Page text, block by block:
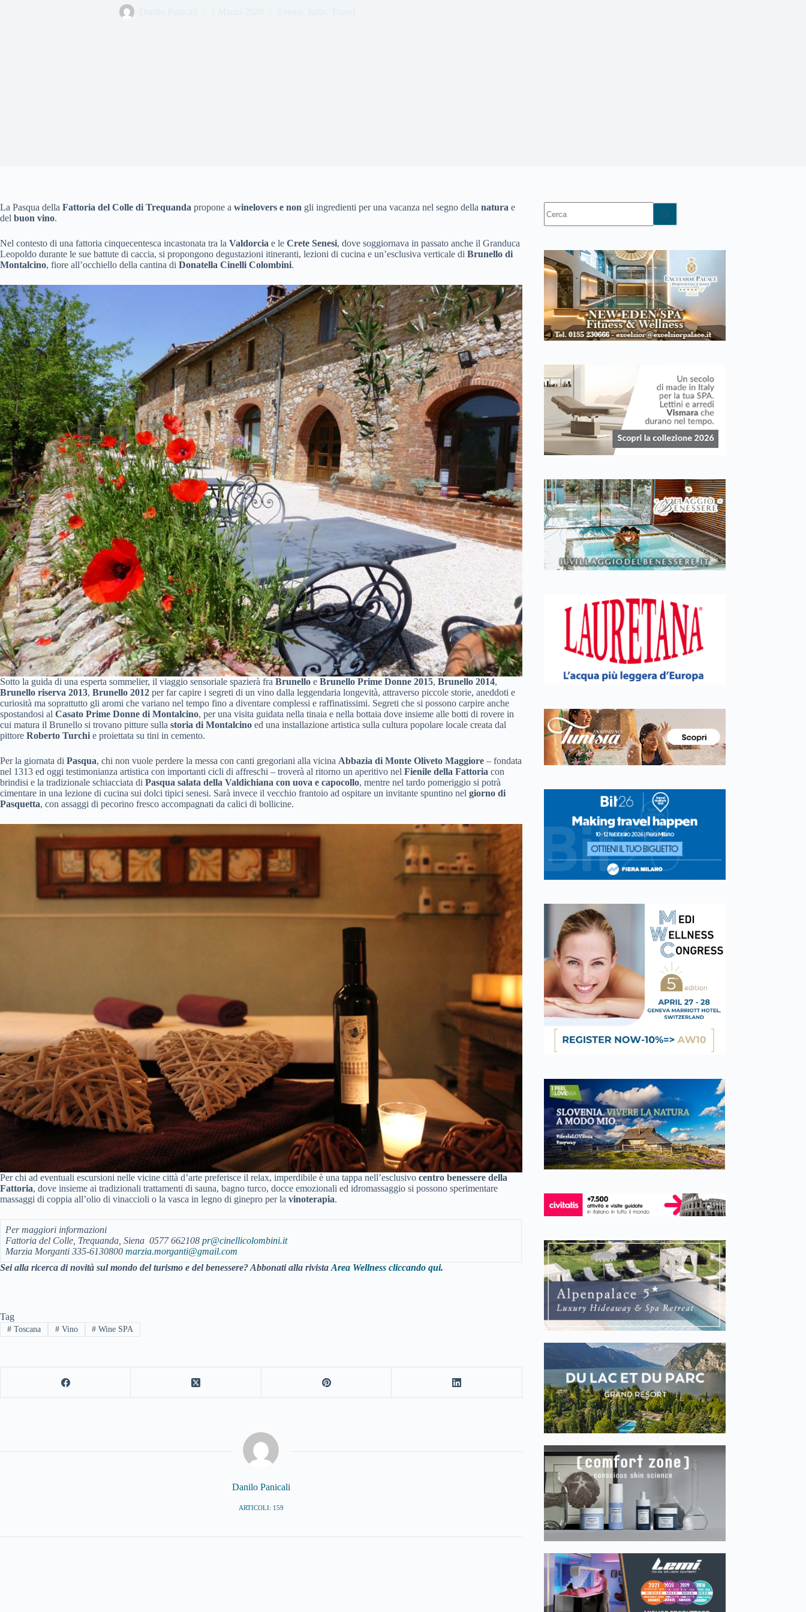
La Pasqua della Fattoria del Colle di Trequanda propone a winelovers e non gli ingredienti per una vacanza nel segno della natura e
del buon vino.
Nel contesto di una fattoria cinquecentesca incastonata tra la Valdorcia e le Crete Senesi, dove soggiornava in passato anche il Granduca
Leopoldo durante le sue battute di caccia, si propongono degustazioni itineranti, lezioni di cucina e un’esclusiva verticale di Brunello di
Montalcino, fiore all’occhiello della cantina di Donatella Cinelli Colombini.
Sotto la guida di una esperta sommelier, il viaggio sensoriale spazierà fra Brunello e Brunello Prime Donne 2015, Brunello 2014,
Brunello riserva 2013, Brunello 2012 per far capire i segreti di un vino dalla leggendaria longevità, attraverso piccole storie, aneddoti e
curiosità ma soprattutto gli aromi che variano nel tempo fino a diventare complessi e raffinatissimi. Segreti che si possono carpire anche
spostandosi al Casato Prime Donne di Montalcino, per una visita guidata nella tinaia e nella bottaia dove insieme alle botti di rovere in
cui matura il Brunello si trovano pitture sulla storia di Montalcino ed una installazione artistica sulla cultura popolare locale creata dal
pittore Roberto Turchi e proiettata su tini in cemento.
Per la giornata di Pasqua, chi non vuole perdere la messa con canti gregoriani alla vicina Abbazia di Monte Oliveto Maggiore – fondata
nel 1313 ed oggi testimonianza artistica con importanti cicli di affreschi – troverà al ritorno un aperitivo nel Fienile della Fattoria con
brindisi e la tradizionale schiacciata di Pasqua salata della Valdichiana con uova e capocollo, mentre nel tardo pomeriggio si potrà
cimentare in una lezione di cucina sui dolci tipici senesi. Sarà invece il vecchio frantoio ad ospitare un invitante spuntino nel giorno di
Pasquetta, con assaggi di pecorino fresco accompagnati da calici di bollicine.
Per chi ad eventuali escursioni nelle vicine città d’arte preferisce il relax, imperdibile è una tappa nell’esclusivo centro benessere della
Fattoria, dove insieme ai tradizionali trattamenti di sauna, bagno turco, docce emozionali ed idromassaggio si possono sperimentare
massaggi di coppia all’olio di vinaccioli o la vasca in legno di ginepro per la vinoterapia.
Per maggiori informazioni
Fattoria del Colle, Trequanda, Siena 0577 662108 pr@cinellicolombini.it
Marzia Morganti 335-6130800 marzia.morganti@gmail.com
Sei alla ricerca di novità sul mondo del turismo e del benessere? Abbonati alla rivista Area Wellness cliccando qui.
Tag
#Toscana #Vino # Wine SPA
Danilo Panicali
ARTICOLI: 159
risultato